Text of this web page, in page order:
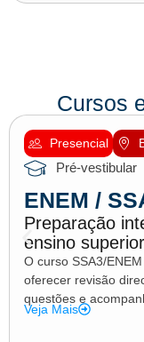
Cursos
Presencial
Pré-vestibular
ENEM /
Preparação
ensino
O curso SSA3/
oferecer revisão
questões e
Veja Mais